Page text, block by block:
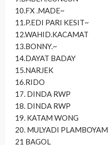
10.FX .MADE~
11.P.EDI PARI KESIT~
12.WAHID.KACAMAT
13.BONNY.~
14.DAYAT BADAY
15.NARJEK
16.RIDO
17. DINDA RWP
18. DINDA RWP
19. KATAM WONG
20. MULYADI PLAMBOYAM
21 BAGOL